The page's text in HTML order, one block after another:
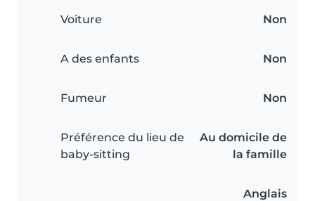
Voiture Non
A des enfants Non
Fumeur Non
Préférence du lieu de
baby-sitting
Au domicile de
la famille
Anglais